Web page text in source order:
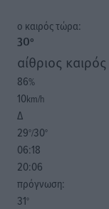
o καιρός τώρα:
30°
αίθριος καιρός
86%
10km/h
Δ
29°/30°
06:18
20:06
πρόγνωση:
31°